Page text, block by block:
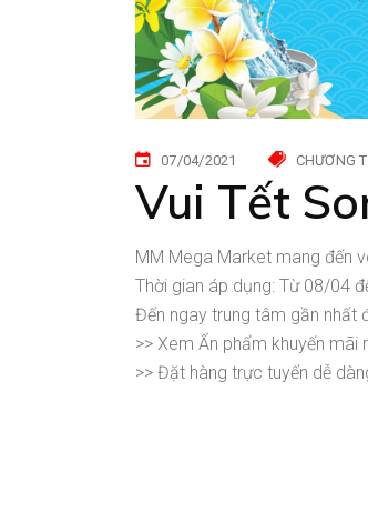
07/04/2021 CHƯƠNG
Vui Tết
MM Mega Market mang đến
Thời gian áp dụng: Từ 08/04
Đến ngay trung tâm gần nhất
>> Xem Ấn phẩm khuyến mãi
>> Đặt hàng trực tuyến dễ